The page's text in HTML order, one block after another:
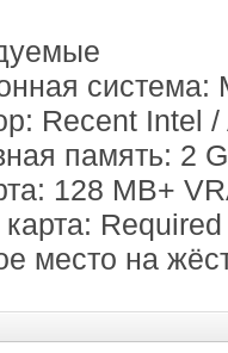
система:
Recent Intel /
память: 2
128 MB+
карта:
место на